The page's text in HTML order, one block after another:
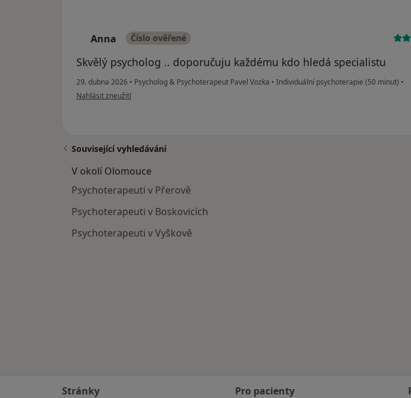
Anna Číslo ověřené
Skvělý psycholog .. doporučuju každému kdo hledá specialistu
29. dubna 2026 • Psycholog & Psychoterapeut Pavel Vozka • Individuální psychoterapie (50 minut) •
podle názoru uživatele Anna
Nahlásit zneužití
Související vyhledávání
V okolí Olomouce
Psychoterapeuti v Přerově
Psychoterapeuti v Boskovicích
Psychoterapeuti v Vyškově
Stránky
Pro pacienty